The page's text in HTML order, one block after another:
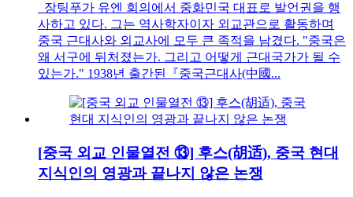
장팅푸가 유엔 회의에서 중화민국 대표로 발언권을 행
사하고 있다. 그는 역사학자이자 외교관으로 활동하며
중국 근대사와 외교사에 모두 큰 족적을 남겼다. "중국은
왜 서구에 뒤처졌는가. 그리고 어떻게 근대국가가 될 수
있는가." 1938년 출간된『중국근대사(中國...
[중국 외교 인물열전 ⑬] 후스(胡适), 중국 현대
지식인의 영광과 끝나지 않은 논쟁